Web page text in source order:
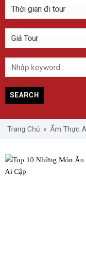
SEARCH
Trang Chủ » Ẩm Thực